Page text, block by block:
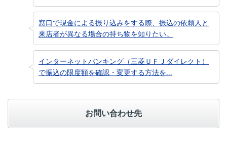
窓口で現金による振り込みをする際、振込の依頼人と
来店者が異なる場合の持ち物を知りたい。
インターネットバンキング（三菱ＵＦＪダイレクト）
で振込の限度額を確認・変更する方法を...
お問い合わせ先